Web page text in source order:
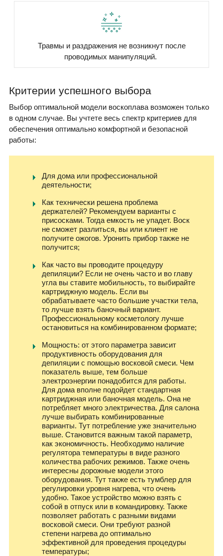
Травмы и раздражения не возникнут после
проводимых манипуляций.
Критерии успешного выбора
Выбор оптимальной модели воскоплава возможен только
в одном случае. Вы учтете весь спектр критериев для
обеспечения оптимально комфортной и безопасной
работы:
Для дома или профессиональной
деятельности;
Как технически решена проблема
держателей? Рекомендуем варианты с
присосками. Тогда емкость не упадет. Воск
не сможет разлиться, вы или клиент не
получите ожогов. Уронить прибор также не
получится;
Как часто вы проводите процедуру
депиляции? Если не очень часто и во главу
угла вы ставите мобильность, то выбирайте
картриджную модель. Если вы
обрабатываете часто большие участки тела,
то лучше взять баночный вариант.
Профессиональному косметологу лучше
остановиться на комбинированном формате;
Мощность: от этого параметра зависит
продуктивность оборудования для
депиляции с помощью восковой смеси. Чем
показатель выше, тем больше
электроэнергии понадобится для работы.
Для дома вполне подойдет стандартная
картриджная или баночная модель. Она не
потребляет много электричества. Для салона
лучше выбирать комбинированные
варианты. Тут потребление уже значительно
выше. Становится важным такой параметр,
как экономичность. Необходимо наличие
регулятора температуры в виде разного
количества рабочих режимов. Также очень
интересны дорожные модели этого
оборудования. Тут также есть тумблер для
регулировки уровня нагрева, что очень
удобно. Такое устройство можно взять с
собой в отпуск или в командировку. Также
позволяет работать с разными видами
восковой смеси. Они требуют разной
степени нагрева до оптимально
эффективной для проведения процедуры
температуры;